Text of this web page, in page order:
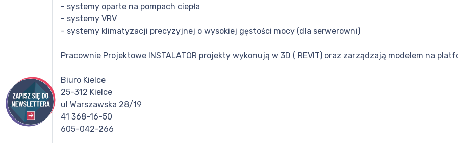
- systemy oparte na pompach ciepła
- systemy VRV
- systemy klimatyzacji precyzyjnej o wysokiej gęstości mocy (dla serwerowni)
Pracownie Projektowe INSTALATOR projekty wykonują w 3D ( REVIT) oraz zarządzają modelem na
Biuro Kielce
25-312 Kielce
ul Warszawska 28/19
41 368-16-50
605-042-266